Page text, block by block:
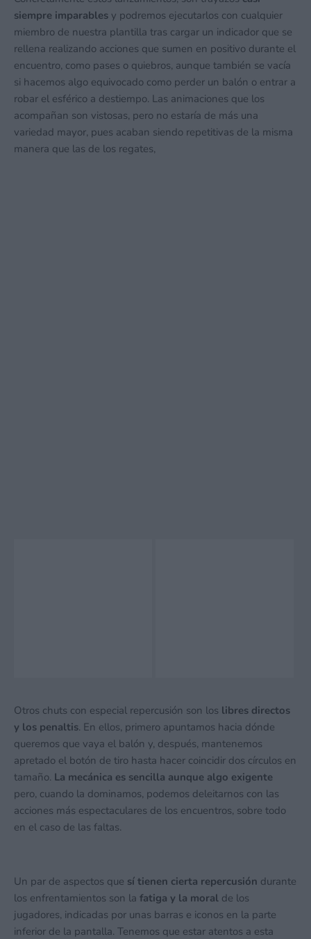
siempre imparables y podremos ejecutarlos con cualquier
miembro de nuestra plantilla tras cargar un indicador que se
rellena realizando acciones que sumen en positivo durante el
encuentro, como pases o quiebros, aunque también se vacía
si hacemos algo equivocado como perder un balón o entrar a
robar el esférico a destiempo. Las animaciones que los
acompañan son vistosas, pero no estaría de más una
variedad mayor, pues acaban siendo repetitivas de la misma
manera que las de los regates,
Otros chuts con especial repercusión son los libres directos
y los penaltis. En ellos, primero apuntamos hacia dónde
queremos que vaya el balón y, después, mantenemos
apretado el botón de tiro hasta hacer coincidir dos círculos en
tamaño. La mecánica es sencilla aunque algo exigente
pero, cuando la dominamos, podemos deleitarnos con las
acciones más espectaculares de los encuentros, sobre todo
en el caso de las faltas.
Un par de aspectos que sí tienen cierta repercusión durante
los enfrentamientos son la fatiga y la moral de los
jugadores, indicadas por unas barras e iconos en la parte
inferior de la pantalla. Tenemos que estar atentos a esta